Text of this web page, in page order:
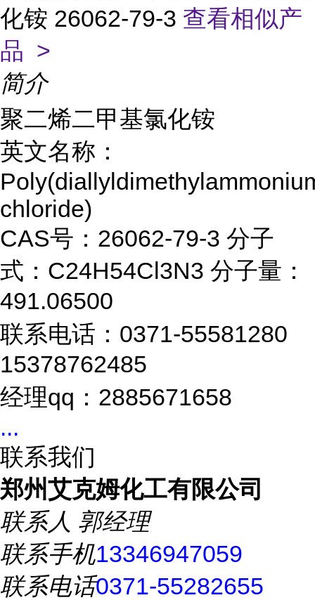
化铵 26062-79-3 查看相似产
品 >
简介
聚二烯二甲基氯化铵
英文名称：
chloride)
CAS号：26062-79-3 分子
式：C24H54Cl3N3 分子量：
491.06500
联系电话：0371-55581280
15378762485
经理qq：2885671658
...
联系我们
郑州艾克姆化工有限公司
联系人 郭经理
联系手机13346947059
联系电话0371-55282655